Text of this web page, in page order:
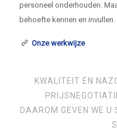
personeel onderhouden.
behoefte kennen en invullen.
Onze werkwijze
KWALITEIT EN
DAAROM GEVEN WE U